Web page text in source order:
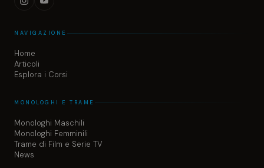
NAVIGAZIONE
Home
Articoli
Esplora i Corsi
MONOLOGHI E TRAME
Monologhi Maschili
Monologhi Femminili
Trame di Film e Serie TV
News